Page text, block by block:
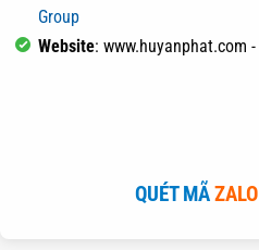
Group
Website: www.huyanphat.com -
QUÉT MÃZALO